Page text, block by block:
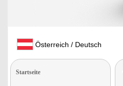
Österreich / Deutsch
Startseite